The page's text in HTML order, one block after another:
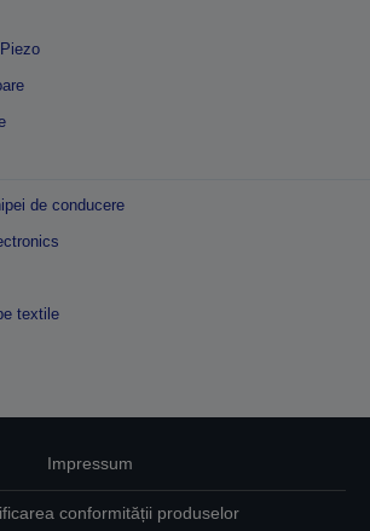
de conducere
textile
Impressum
conformității produselor